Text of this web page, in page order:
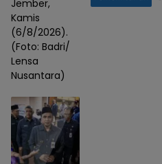
Jember,
Kamis
(6/8/2026).
(Foto: Badri/
Lensa
Nusantara)